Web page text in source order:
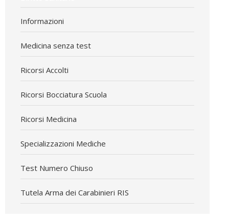
Informazioni
Medicina senza test
Ricorsi Accolti
Ricorsi Bocciatura Scuola
Ricorsi Medicina
Specializzazioni Mediche
Test Numero Chiuso
Tutela Arma dei Carabinieri RIS